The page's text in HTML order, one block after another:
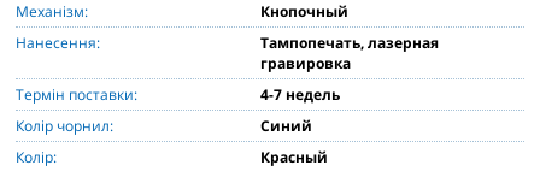
Механізм:
Кнопочный
Нанесення:
Тампопечать, лазерная
гравировка
Термін поставки:
4-7 недель
Колір чорнил:
Синий
Колір:
Красный